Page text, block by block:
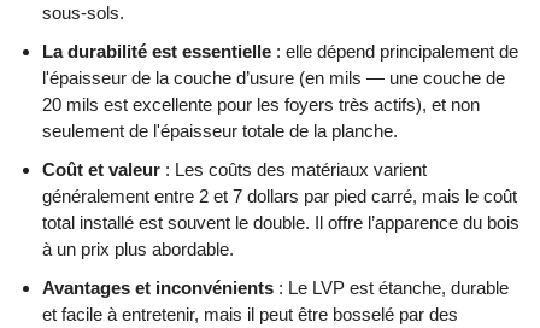
sous-sols.
La durabilité est essentielle : elle dépend principalement de
l'épaisseur de la couche d’usure (en mils — une couche de
20 mils est excellente pour les foyers très actifs), et non
seulement de l'épaisseur totale de la planche.
Coût et valeur : Les coûts des matériaux varient
généralement entre 2 et 7 dollars par pied carré, mais le coût
total installé est souvent le double. Il offre l’apparence du bois
à un prix plus abordable.
Avantages et inconvénients : Le LVP est étanche, durable
et facile à entretenir, mais il peut être bosselé par des